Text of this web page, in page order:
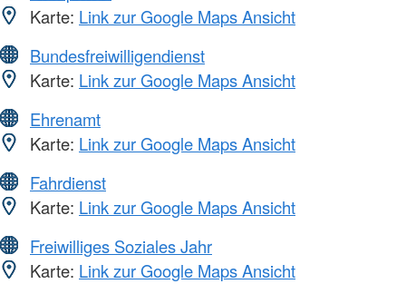
Karte: Link zur Google Maps Ansicht
Bundesfreiwilligendienst
Karte: Link zur Google Maps Ansicht
Ehrenamt
Karte: Link zur Google Maps Ansicht
Fahrdienst
Karte: Link zur Google Maps Ansicht
Freiwilliges Soziales Jahr
Karte: Link zur Google Maps Ansicht